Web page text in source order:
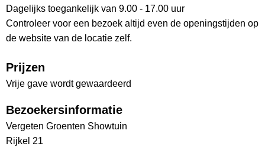
Dagelijks toegankelijk van 9.00 - 17.00 uur
Controleer voor een bezoek altijd even de openingstijden op
de website van de locatie zelf.
Prijzen
Vrije gave wordt gewaardeerd
Bezoekersinformatie
Vergeten Groenten Showtuin
Rijkel 21